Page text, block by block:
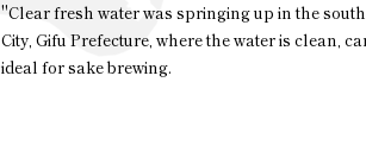
"Clear fresh water was springing up in the
City, Gifu Prefecture, where the water is clean,
ideal for sake brewing.